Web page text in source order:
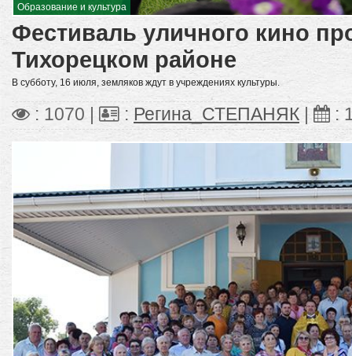
Образование и культура
Фестиваль уличного кино
Тихорецком районе
В субботу, 16 июля, земляков ждут в учреждениях культуры.
: 1070 | : Регина_СТЕПАНЯК :